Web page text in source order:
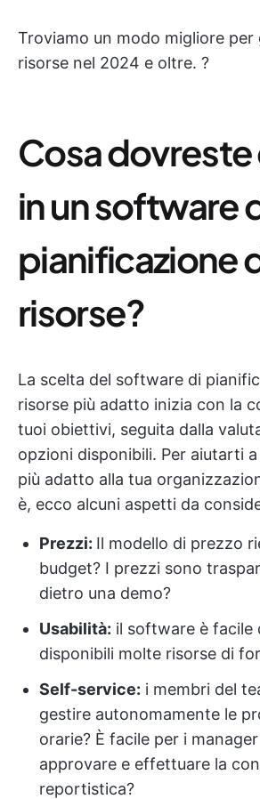
Troviamo un modo migliore per
risorse nel 2024 e oltre. ?
Cosa
in un software
pianificazione
risorse?
La scelta del software di
risorse più adatto inizia con la
tuoi obiettivi, seguita dalla
opzioni disponibili. Per aiutarti
più adatto alla tua
è, ecco alcuni aspetti da
Prezzi: Il modello di prezzo
budget? I prezzi sono
dietro una demo?
Usabilità: il software è facile
disponibili molte risorse di
Self-service: i membri del
gestire autonomamente le
orarie? È facile per i
approvare e effettuare la
reportistica?